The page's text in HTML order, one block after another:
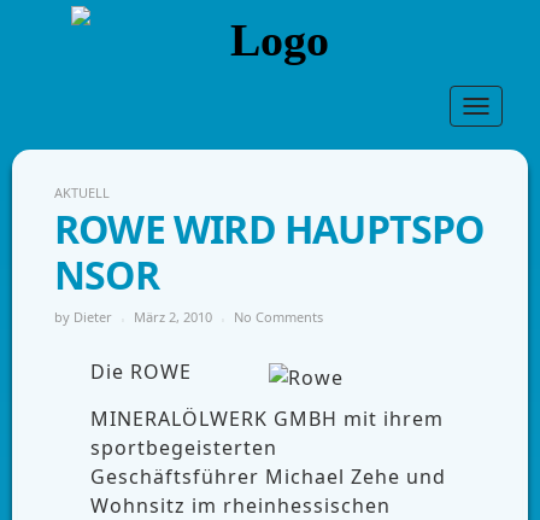
Toggle
AKTUELL
ROWE WIRD HAUPTSPO
NSOR
by Dieter März 2, 2010 No Comments
Die ROWE
MINERALÖLWERK GMBH mit ihrem
sportbegeisterten
Geschäftsführer Michael Zehe und
Wohnsitz im rheinhessischen